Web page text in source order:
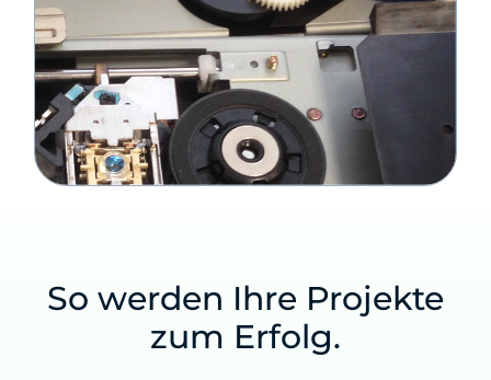
So werden Ihre Projekte
zum Erfolg.